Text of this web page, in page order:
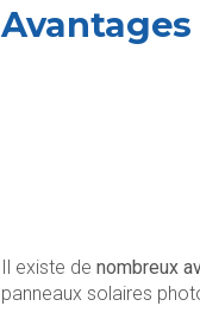
Il existe de nombreux
panneaux solaires